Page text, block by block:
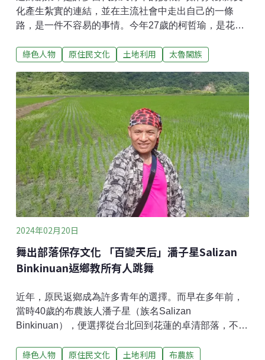
化產生紮實的連結，並在主流社會中走出自己的一條
路，是一件不容易的事情。今年27歲的柯哲瑜，是花蓮
前不僅是「基地文化出版有限公司」負責人，也是政治
住民族健康法》（以下簡稱《原健法》）的倡議，擔任
學生團體總召。她的自我認同從很小就開始，致使她常
能在重要議題上有力的發聲。她曾在網紅寫出「想找原
住民約會」並表示要很有「原住民味道」、「就是不要
已經漢化的」如此言論時，以自己的文章〈愛的方法
論〉回應，獲得許多迴響。文中她寫下：
綠色人物 原住民文化 土地利用 太魯閣族
2024年02月20日
舞出部落保存文化 「百變天后」潘子星Salizan
Binkinuan返鄉教所有人跳舞
近年，原民返鄉成為許多青年的選擇。而早在多年前，
當時40歲的布農族人潘子星（族名Salizan
Binkinuan），便選擇從台北回到花蓮的卓清部落，不只
的舞蹈，教族人、漢人、客家人跳舞，同時擔任玉山國
綠色人物 原住民文化 土地利用 布農族